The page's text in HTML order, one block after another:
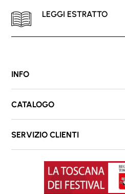
LEGGI ESTRATTO
INFO
CATALOGO
SERVIZIO CLIENTI